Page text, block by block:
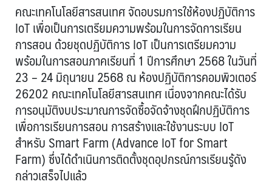
คณะเทคโนโลยีสารสนเทศ จัดอบรมการใช้ห้องปฏิบัติการ
IoT เพื่อเป็นการเตรียมความพร้อมในการจัดการเรียน
การสอน ด้วยชุดปฏิบัติการ IoT เป็นการเตรียมความ
พร้อมในการสอนภาคเรียนที่ 1 ปีการศึกษา 2568 ในวันที่
23 – 24 มิถุนายน 2568 ณ ห้องปฏิบัติการคอมพิวเตอร์
26202 คณะเทคโนโลยีสารสนเทศ เนื่องจากคณะได้รับ
การอนุมัติงบประมาณการจัดซื้อจัดจ้างชุดฝึกปฏิบัติการ
เพื่อการเรียนการสอน การสร้างและใช้งานระบบ IoT
สำหรับ Smart Farm (Advance IoT for Smart
Farm) ซึ่งได้ดำเนินการติดตั้งชุดอุปกรณ์การเรียนรู้ดัง
กล่าวเสร็จไปแล้ว